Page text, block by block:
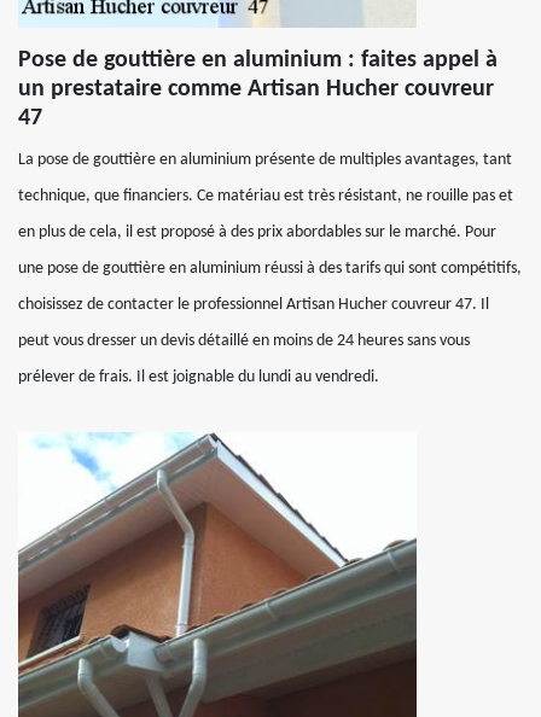
Pose de gouttière en aluminium : faites appel à
un prestataire comme Artisan Hucher couvreur
47
La pose de gouttière en aluminium présente de multiples avantages, tant
technique, que financiers. Ce matériau est très résistant, ne rouille pas et
en plus de cela, il est proposé à des prix abordables sur le marché. Pour
une pose de gouttière en aluminium réussi à des tarifs qui sont compétitifs,
choisissez de contacter le professionnel Artisan Hucher couvreur 47. Il
peut vous dresser un devis détaillé en moins de 24 heures sans vous
prélever de frais. Il est joignable du lundi au vendredi.